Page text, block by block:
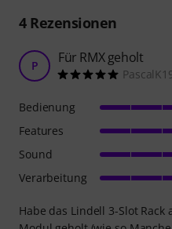
4Rezensionen
P Für RMX geholt
Habe das Lindell 3-Slot
Bedienung
Features
Sound
Verarbeitung